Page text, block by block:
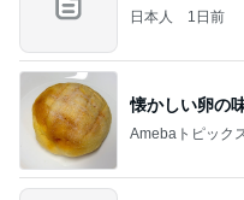
日本人 1日前
懐かしい卵の
Amebaトピック